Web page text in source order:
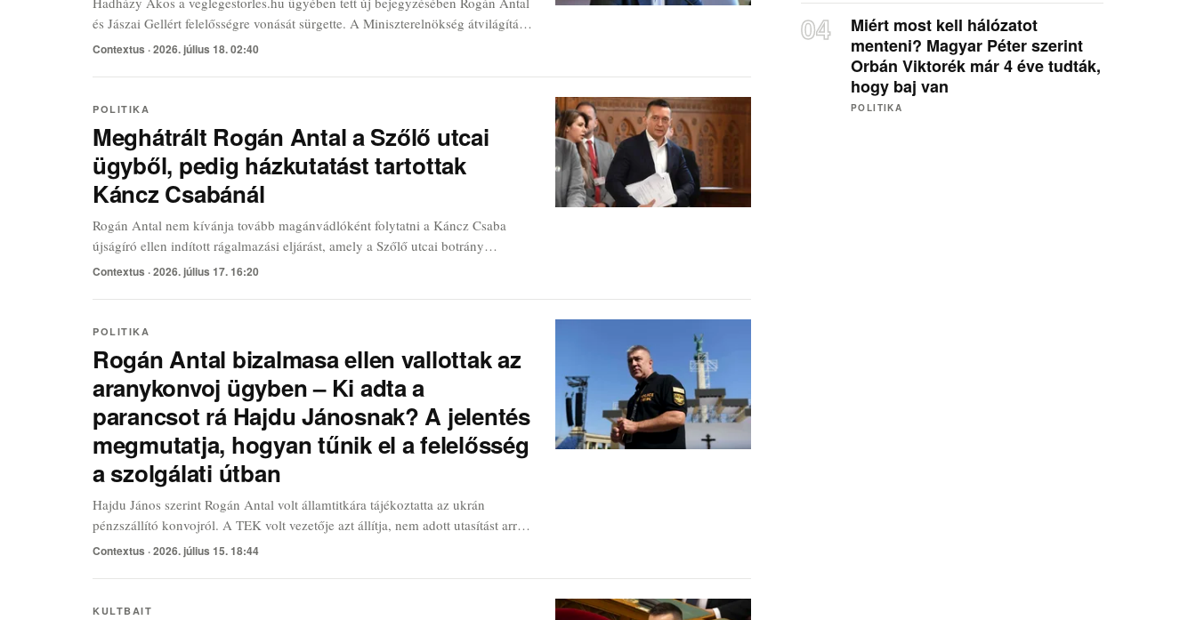
és Jászai Gellért felelősségre vonását sürgette. A Miniszterelnökség átvilágítása
szerint 15 millió adattörlő kódra mintegy 40 milliárd forintot fizettek ki,
Contextus ·2026. július 18. 02:40
POLITIKA
Meghátrált Rogán Antal a Szőlő utcai
ügyből, pedig házkutatást tartottak
Káncz Csabánál
Rogán Antal nem kívánja tovább magánvádlóként folytatni a Káncz Csaba
újságíró ellen indított rágalmazási eljárást, amely a Szőlő utcai botrány
politikusi száláról szóló Facebook-bejegyzés miatt indult. A döntés különösen
keresztül fogva tartották.
Contextus ·2026. július 17. 16:20
POLITIKA
Rogán Antal bizalmasa ellen vallottak az
aranykonvoj ügyben – Ki adta a
parancsot rá Hajdu Jánosnak? A jelentés
megmutatja, hogyan tűnik el a felelősség
a szolgálati útban
Hajdu János szerint Rogán Antal volt államtitkára tájékoztatta az ukrán
pénzszállító konvojról. A TEK volt vezetője azt állítja, nem adott utasítást arra,
hogy az elfogottakat kihallgatás közben is bilincsben tartsák.
Contextus ·2026. július 15. 18:44
KULTBAIT
Miért most kell hálózatot
menteni? Magyar Péter szerint
Orbán Viktorék már 4 éve tudták,
hogy baj van
POLITIKA